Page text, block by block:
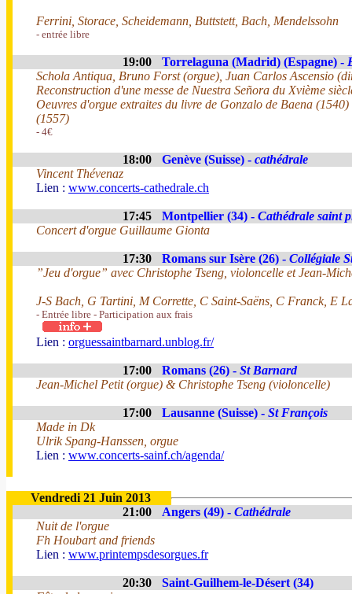
Ferrini, Storace, Scheidemann, Buttstett, Bach, Mendelssohn
- entrée libre
19:00 Torrelaguna (Madrid) (Espagne) -
Schola Antiqua, Bruno Forst (orgue), Juan Carlos Ascensio
Reconstruction d'une messe de Nuestra Señora du Xvième
Oeuvres d'orgue extraites du livre de Gonzalo de Baena (1540)
(1557)
- 4€
18:00 Genève (Suisse) - cathédrale
Vincent Thévenaz
Lien : www.concerts-cathedrale.ch
17:45 Montpellier (34) - Cathédrale saint
Concert d'orgue Guillaume Gionta
17:30 Romans sur Isère (26) - Collégiale
”Jeu d'orgue” avec Christophe Tseng, violoncelle et Jean-
J-S Bach, G Tartini, M Corrette, C Saint-Saëns, C Franck, E
- Entrée libre - Participation aux frais
Lien : orguessaintbarnard.unblog.fr/
17:00 Romans (26) - St Barnard
Jean-Michel Petit (orgue) & Christophe Tseng (violoncelle)
17:00 Lausanne (Suisse) - St François
Made in Dk
Ulrik Spang-Hanssen, orgue
Lien : www.concerts-sainf.ch/agenda/
Vendredi 21 Juin 2013
21:00
Angers (49) - Cathédrale
Nuit de l'orgue
Fh Houbart and friends
Lien : www.printempsdesorgues.fr
20:30
Saint-Guilhem-le-Désert (34)